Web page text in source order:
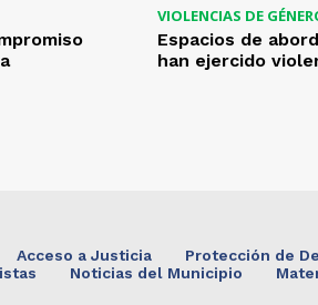
VIOLENCIAS DE
Espacios de
han ejercido
Acceso a Justicia
Protección de
Noticias del Municipio